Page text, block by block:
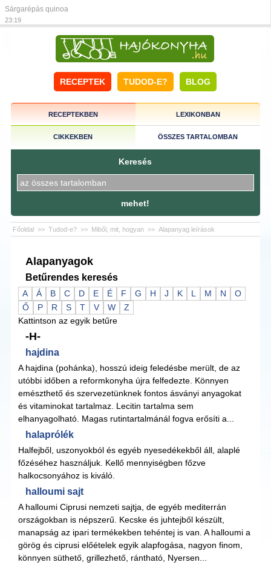
Sárgarépás quinoa
23:19
RECEPTEK TUDOD-E? BLOG
RECEPTEKBEN LEXIKONBAN
CIKKEKBEN ÖSSZES TARTALOMBAN
Keresés
mehet!
Főoldal >> Tudod-e? >> Miből, mit, hogyan >> Alapanyag leírások
Alapanyagok
Betűrendes keresés
A Á B C D E É F G H J K L M N
O
Ő
P R S T V W
Z
Kattintson az egyik betűre
-H-
hajdina
A hajdina (pohánka), hosszú ideig feledésbe merült, de az
utóbbi időben a reformkonyha újra felfedezte. Könnyen
emészthető és szervezetünknek fontos ásványi anyagokat
és vitaminokat tartalmaz. Lecitin tartalma sem
elhanyagolható. Magas rutintartalmánál fogva erősíti a...
halaprólék
Halfejből, uszonyokból és egyéb nyesedékekből áll, alaplé
főzéséhez használjuk. Kellő mennyiségben főzve
halkocsonyához is kiváló.
halloumi sajt
A halloumi Ciprusi nemzeti sajtja, de egyéb mediterrán
országokban is népszerű. Kecske és juhtejből készült,
manapság az ipari termékekben tehéntej is van. A halloumi a
görög és ciprusi előételek egyik alapfogása, nagyon finom,
könnyen süthető, grillezhető, rántható, Nyersen...